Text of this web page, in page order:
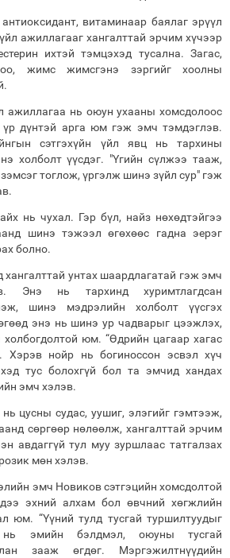
витаминаар баялаг эрүүл
ажиллагааг хангалттай эрчим хүчээр
ихтэй тэмцэхэд тусална. Загас,
жимс жимсгэнэ зэргийг хоолны
ажиллагаа нь оюун ухааны хомсдолоос
үр дүнтэй арга юм гэж эмч тэмдэглэв.
сэтгэхүйн үйл явц нь тархины
холболт үүсдэг. "Үгийн сүлжээ тааж,
тоглож, үргэлж шинэ зүйл сур" гэж
нь чухал. Гэр бүл, найз нөхөдтэйгээ
шинэ тэжээл өгөхөөс гадна эерэг
болно.
унтах шаардлагатай гэж эмч
Энэ нь тархинд хуримтлагдсан
шинэ мэдрэлийн холболт үүсгэх
энэ нь шинэ ур чадварыг цээжлэх,
холбогдолтой юм. “Өдрийн цагаар хагас
Хэрэв нойр нь богиноссон эсвэл хүч
тус болохгүй бол та эмчид хандах
эмч хэлэв.
цусны судас, уушиг, элэгийг гэмтээж,
сөргөөр нөлөөлж, хангалттай эрчим
авдаггүй тул муу зуршлаас татгалзах
мөн хэлэв.
эмч Новиков сэтгэцийн хомсдолтой
эхний алхам бол өвчний хөгжлийн
юм. “Үүний тулд тусгай туршилтуудыг
эмийн бэлдмэл, оюуны тусгай
зааж өгдөг. Мэргэжилтнүүдийн